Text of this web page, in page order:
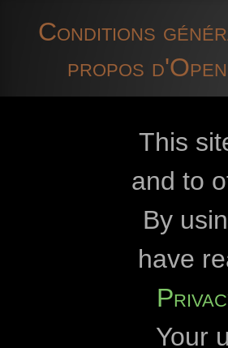
Conditions
propos
This
and to
By
have
Your